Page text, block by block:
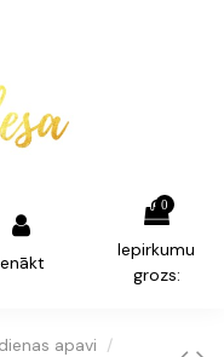
0
Iepirkumu
grozs:
apavi